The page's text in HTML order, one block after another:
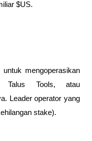
$US.
mengoperasikan
Talus Tools, atau
Leader operator yang
stake).